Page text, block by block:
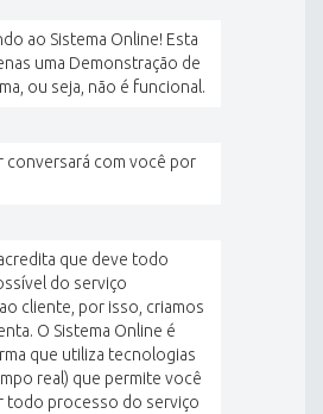
ao Sistema Online! Esta
uma Demonstração de
ou seja, não é funcional.
conversará com você por
que deve todo
do serviço
cliente, por isso, criamos
O Sistema Online é
que utiliza tecnologias
real) que permite você
todo processo do serviço